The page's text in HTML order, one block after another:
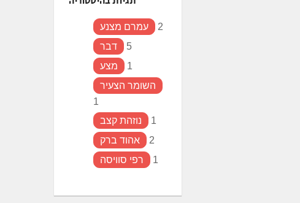
עמרם מצנע
2
דבר
5
מצע
1
השומר הצעיר
1
נוזהת קצב
1
אהוד ברק
2
רפי סוויסה
1